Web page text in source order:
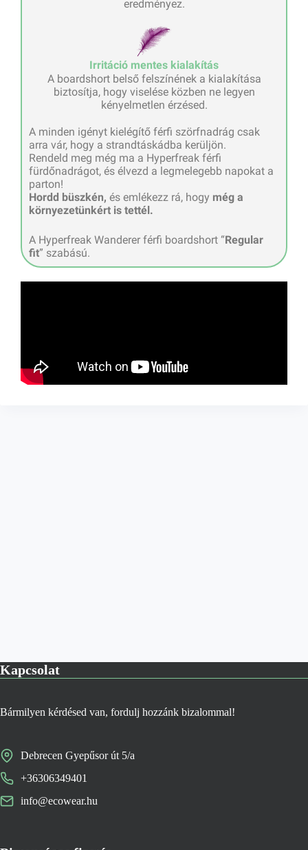
eredményez.
Irritáció mentes kialakítás
A boardshort belső felszínének a kialakítása
biztosítja, hogy viselése közben ne legyen
kényelmetlen érzésed.
A minden igényt kielégítő férfi szörfnadrág csak
arra vár, hogy a strandtáskádba kerüljön.
Rendeld meg még ma a Hyperfreak férfi
fürdőnadrágot, és élvezd a legmelegebb napokat a
parton!
Hordd büszkén, és emlékezz rá, hogy még a
környezetünkért is tettél.
A Hyperfreak Wanderer férfi boardshort “Regular
fit” szabású.
Kapcsolat
Bármilyen kérdésed van, fordulj hozzánk bizalommal!
Debrecen Gyepűsor út 5/a
+36306349401
info@ecowear.hu